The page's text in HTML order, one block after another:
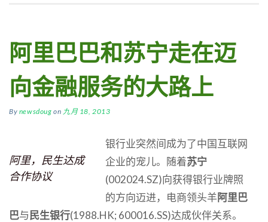
阿里巴巴和苏宁走在迈
向金融服务的大路上
By newsdoug on 九月 18, 2013
阿里，民生达成
合作协议
银行业突然间成为了中国互联网
企业的宠儿。随着苏宁
(002024.SZ)向获得银行业牌照
的方向迈进，电商领头羊阿里巴
巴与 民生银行(1988.HK; 600016.SS)达成伙伴关系。